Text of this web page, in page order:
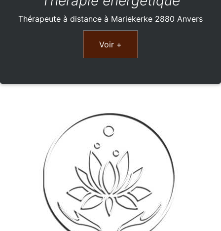
Thérapeute à distance à Mariekerke 2880 Anvers
Voir +